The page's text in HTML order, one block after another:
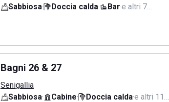
Sabbiosa· Doccia calda· Bar·e altri 7…
Bagni 26 & 27
Senigallia
Sabbiosa· Cabine· Doccia calda·e altri 11…